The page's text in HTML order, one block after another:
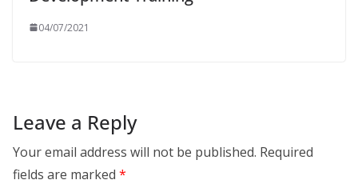
04/07/2021
Leave a Reply
Your email address will not be published. Required
fields are marked *